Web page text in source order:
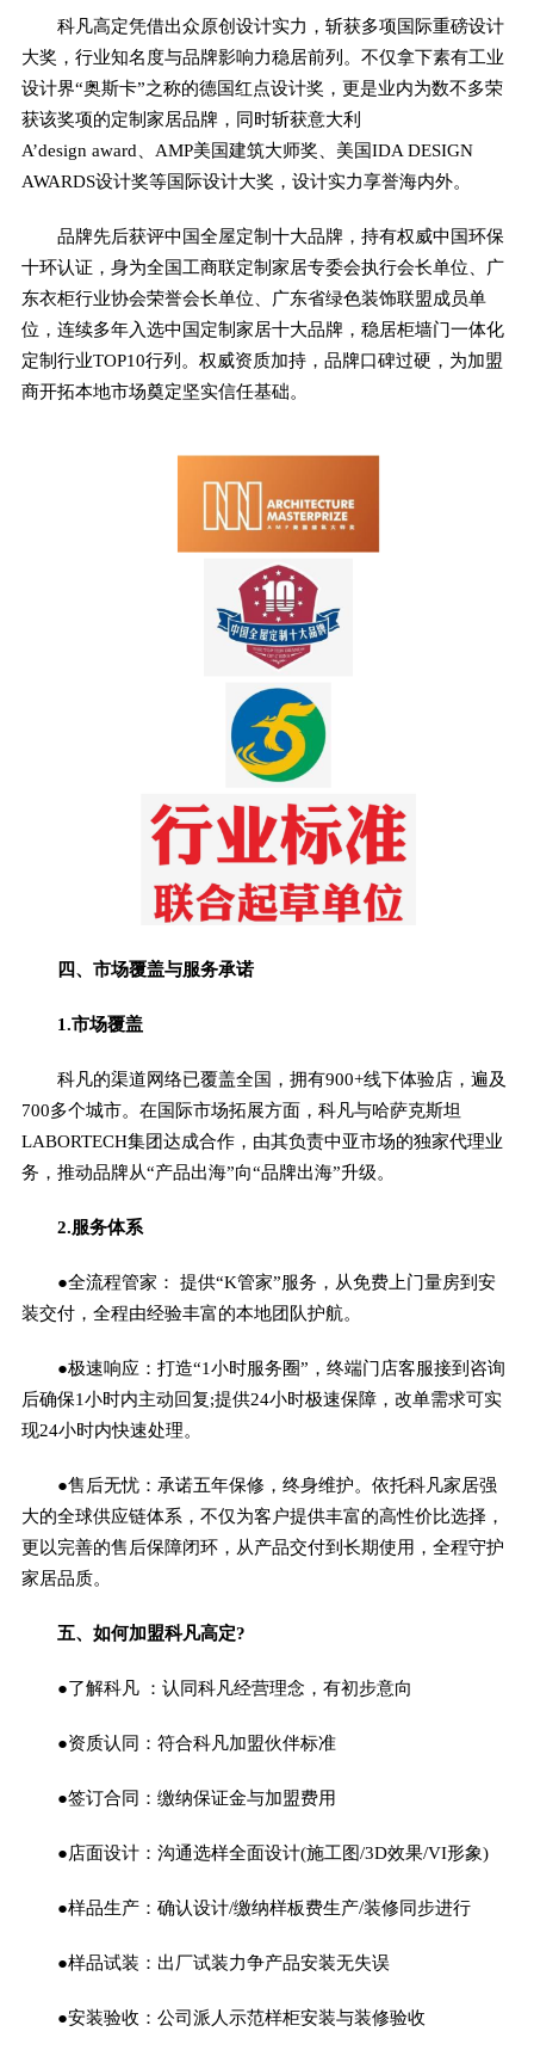
科凡高定凭借出众原创设计实力，斩获多项国际重磅设计
大奖，行业知名度与品牌影响力稳居前列。不仅拿下素有工业
设计界“奥斯卡”之称的德国红点设计奖，更是业内为数不多荣
获该奖项的定制家居品牌，同时斩获意大利
A’design award、AMP美国建筑大师奖、美国IDA DESIGN
AWARDS设计奖等国际设计大奖，设计实力享誉海内外。
品牌先后获评中国全屋定制十大品牌，持有权威中国环保
十环认证，身为全国工商联定制家居专委会执行会长单位、广
东衣柜行业协会荣誉会长单位、广东省绿色装饰联盟成员单
位，连续多年入选中国定制家居十大品牌，稳居柜墙门一体化
定制行业TOP10行列。权威资质加持，品牌口碑过硬，为加盟
商开拓本地市场奠定坚实信任基础。
四、市场覆盖与服务承诺
1.市场覆盖
科凡的渠道网络已覆盖全国，拥有900+线下体验店，遍及
700多个城市。在国际市场拓展方面，科凡与哈萨克斯坦
LABORTECH集团达成合作，由其负责中亚市场的独家代理业
务，推动品牌从“产品出海”向“品牌出海”升级。
2.服务体系
●全流程管家： 提供“K管家”服务，从免费上门量房到安
装交付，全程由经验丰富的本地团队护航。
●极速响应：打造“1小时服务圈”，终端门店客服接到咨询
后确保1小时内主动回复;提供24小时极速保障，改单需求可实
现24小时内快速处理。
●售后无忧：承诺五年保修，终身维护。依托科凡家居强
大的全球供应链体系，不仅为客户提供丰富的高性价比选择，
更以完善的售后保障闭环，从产品交付到长期使用，全程守护
家居品质。
五、如何加盟科凡高定?
●了解科凡 ：认同科凡经营理念，有初步意向
●资质认同：符合科凡加盟伙伴标准
●签订合同：缴纳保证金与加盟费用
●店面设计：沟通选样全面设计(施工图/3D效果/VI形象)
●样品生产：确认设计/缴纳样板费生产/装修同步进行
●样品试装：出厂试装力争产品安装无失误
●安装验收：公司派人示范样柜安装与装修验收